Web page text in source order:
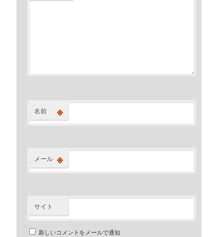
名前 ※
メール ※
サイト
新しいコメントをメールで通知